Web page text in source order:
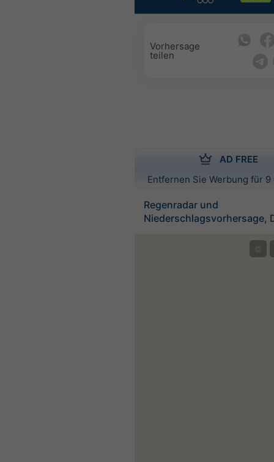
Vorhersage
teilen
AD FREE
Entfernen Sie Werbung für
Regenradar und
Niederschlagsvorhersage,
©